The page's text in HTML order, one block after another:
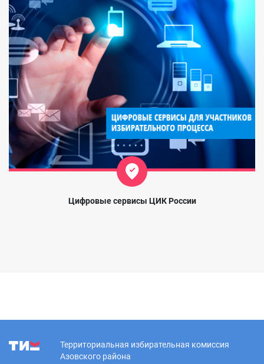
Цифровые сервисы ЦИК России
Территориальная избирательная комиссия
Азовского района